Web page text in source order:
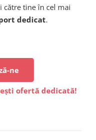
tine în cel mai
dedicat.
ne
ofertă dedicată!